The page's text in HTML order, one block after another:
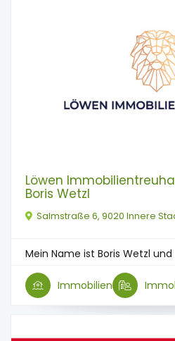
Löwen
Boris Wetzl
Salmstraße 6, 9020 Innere
Mein Name ist Boris Wetzl und
Immobilien